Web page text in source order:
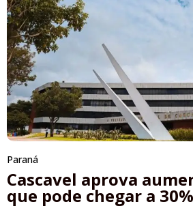
Paraná
Cascavel aprova
que pode chegar a